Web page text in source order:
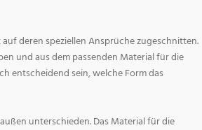
deren speziellen Ansprüche zugeschnitten.
und aus dem passenden Material für die
entscheidend sein, welche Form das
unterschieden. Das Material für die